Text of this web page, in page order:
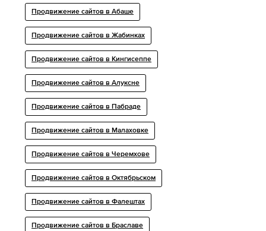
Продвижение сайтов в Абаше
Продвижение сайтов в Жабинках
Продвижение сайтов в Кингисеппе
Продвижение сайтов в Алуксне
Продвижение сайтов в Пабраде
Продвижение сайтов в Малаховке
Продвижение сайтов в Черемхове
Продвижение сайтов в Октябрьском
Продвижение сайтов в Фалештах
Продвижение сайтов в Браславе